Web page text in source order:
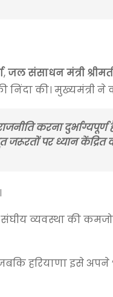
,जल संसाधन मंत्री
निंदा की। मुख्यमंत्री ने
करना दुर्भाग्यपूर्ण
पर ध्यान केंद्रित
व्यवस्था की
हरियाणा इसे अपने